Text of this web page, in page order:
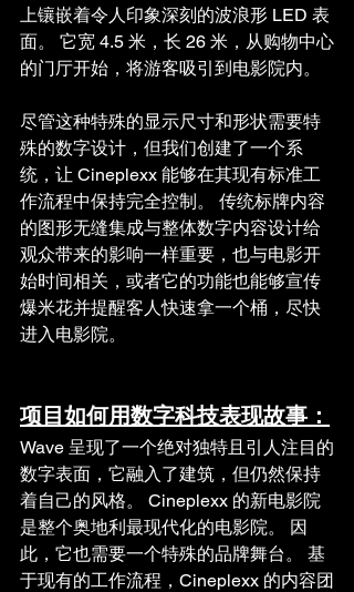
上镶嵌着令人印象深刻的波浪形 LED 表
面。 它宽 4.5 米，长 26 米，从购物中心
的门厅开始，将游客吸引到电影院内。
尽管这种特殊的显示尺寸和形状需要特
殊的数字设计，但我们创建了一个系
统，让 Cineplexx 能够在其现有标准工
作流程中保持完全控制。 传统标牌内容
的图形无缝集成与整体数字内容设计给
观众带来的影响一样重要，也与电影开
始时间相关，或者它的功能也能够宣传
爆米花并提醒客人快速拿一个桶，尽快
进入电影院。
项目如何用数字科技表现故事：
Wave 呈现了一个绝对独特且引人注目的
数字表面，它融入了建筑，但仍然保持
着自己的风格。 Cineplexx 的新电影院
是整个奥地利最现代化的电影院。 因
此，它也需要一个特殊的品牌舞台。 基
于现有的工作流程，Cineplexx 的内容团